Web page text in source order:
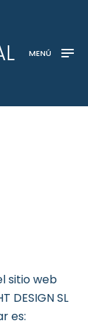
MENÚ
sitio web
DESIGN SL
es: